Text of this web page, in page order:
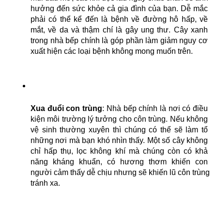
hưởng đến sức khỏe cả gia đình của bạn. Dễ mắc
phải có thể kể đến là bệnh về đường hô hấp, về
mắt, về da và thậm chí là gây ung thư. Cây xanh
trong nhà bếp chính là góp phần làm giảm nguy cơ
xuất hiện các loại bệnh không mong muốn trên.
Xua đuổi con trùng: Nhà bếp chính là nơi có điều
kiện môi trường lý tưởng cho côn trùng. Nếu không
vệ sinh thường xuyên thì chúng có thể sẽ làm tổ
những nơi mà bạn khó nhìn thấy. Một số cây không
chỉ hấp thụ, lọc không khí mà chúng còn có khả
năng kháng khuẩn, có hương thơm khiến con
người cảm thấy dễ chịu nhưng sẽ khiến lũ côn trùng
tránh xa.